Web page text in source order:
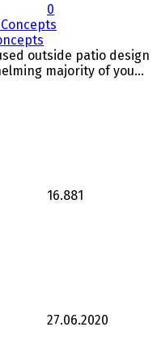
0
outside patio design
majority of you...
16.881
27.06.2020